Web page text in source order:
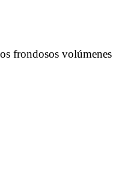
frondosos volúmenes